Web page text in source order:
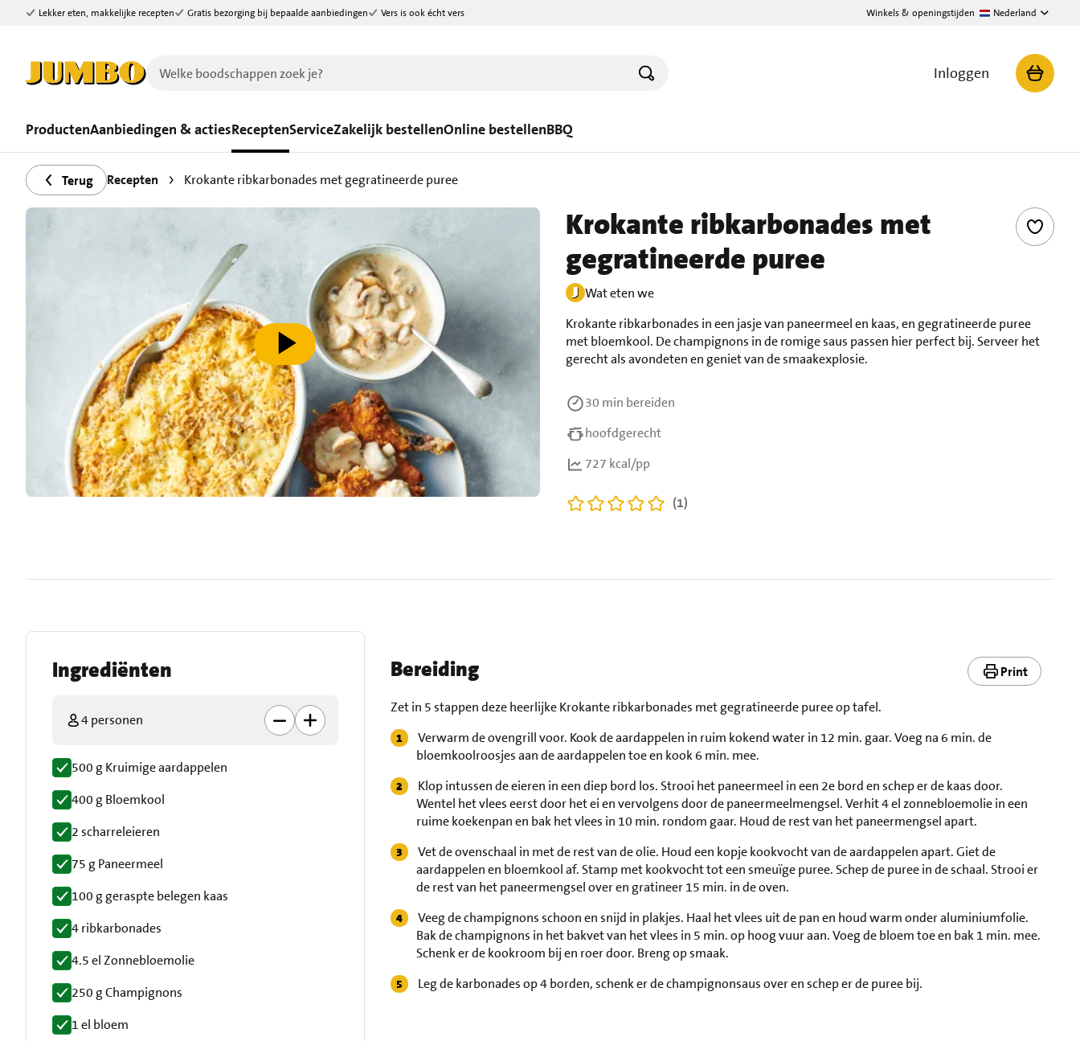
Ga naar zoeken
Ga naar hoofdinhoud
Lekker eten, makkelijke recepten Gratis bezorging bij bepaalde aanbiedingen Vers is ook écht vers Winkels & openingstijden Nederland
Inloggen
ProductenAanbiedingen & actiesReceptenServiceZakelijk bestellenOnline bestellenBBQ
Terug Recepten Krokante ribkarbonades met gegratineerde puree
speel video af
Krokante ribkarbonades met
gegratineerde puree
Wat eten we
Krokante ribkarbonades in een jasje van paneermeel en kaas, en gegratineerde puree
met bloemkool. De champignons in de romige saus passen hier perfect bij. Serveer het
gerecht als avondeten en geniet van de smaakexplosie.
30 min bereiden
hoofdgerecht
727 kcal/pp
(1)
Ingrediënten
4 personen
500 g Kruimige aardappelen
400 g Bloemkool
2 scharreleieren
75 g Paneermeel
100 g geraspte belegen kaas
4 ribkarbonades
4.5 el Zonnebloemolie
250 g Champignons
1 el bloem
Bereiding Print
Zet in 5 stappen deze heerlijke Krokante ribkarbonades met gegratineerde puree op tafel.
Verwarm de ovengrill voor. Kook de aardappelen in ruim kokend water in 12 min. gaar. Voeg na 6 min. de
bloemkoolroosjes aan de aardappelen toe en kook 6 min. mee.
Klop intussen de eieren in een diep bord los. Strooi het paneermeel in een 2e bord en schep er de kaas door.
Wentel het vlees eerst door het ei en vervolgens door de paneermeelmengsel. Verhit 4 el zonnebloemolie in een
ruime koekenpan en bak het vlees in 10 min. rondom gaar. Houd de rest van het paneermengsel apart.
Vet de ovenschaal in met de rest van de olie. Houd een kopje kookvocht van de aardappelen apart. Giet de
aardappelen en bloemkool af. Stamp met kookvocht tot een smeuïge puree. Schep de puree in de schaal. Strooi er
de rest van het paneermengsel over en gratineer 15 min. in de oven.
Veeg de champignons schoon en snijd in plakjes. Haal het vlees uit de pan en houd warm onder aluminiumfolie.
Bak de champignons in het bakvet van het vlees in 5 min. op hoog vuur aan. Voeg de bloem toe en bak 1 min. mee.
Schenk er de kookroom bij en roer door. Breng op smaak.
Leg de karbonades op 4 borden, schenk er de champignonsaus over en schep er de puree bij.